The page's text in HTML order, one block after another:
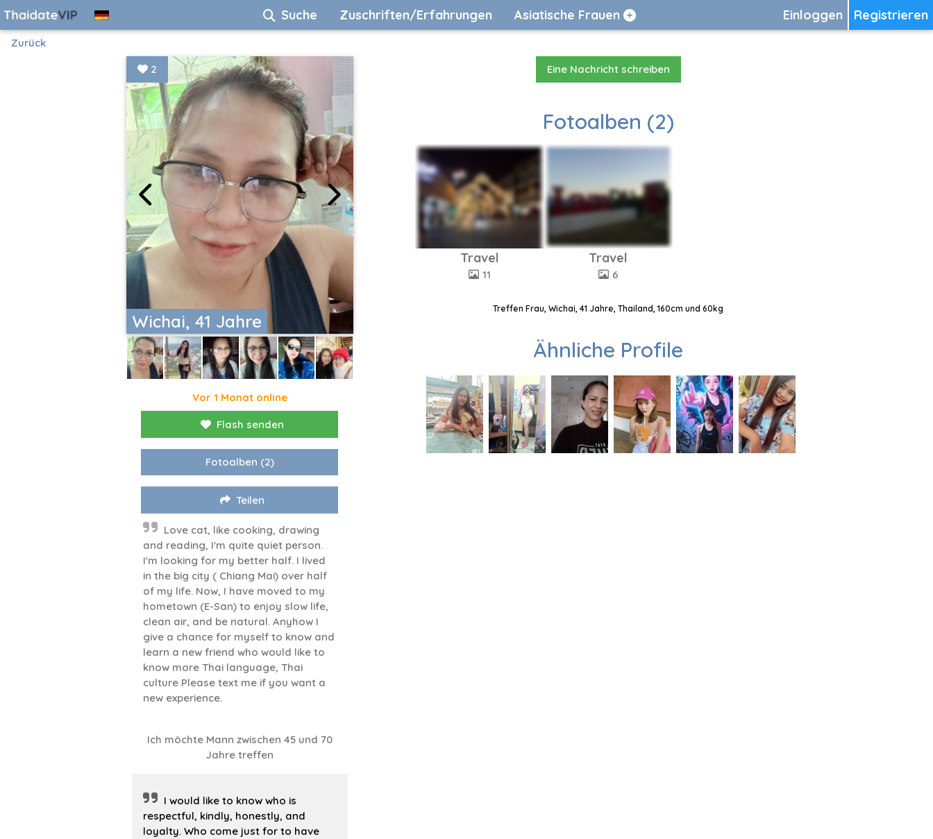
Registrieren
Einloggen
Suche Zuschriften/Erfahrungen Asiatische Frauen
Zurück
Wichai, 41 Jahre
2
Vor 1 Monat online
Flash senden
Fotoalben (2)
Teilen
Love cat, like cooking, drawing
and reading, I'm quite quiet person.
I'm looking for my better half. I lived
in the big city ( Chiang Mai) over half
of my life. Now, I have moved to my
hometown (E-San) to enjoy slow life,
clean air, and be natural. Anyhow I
give a chance for myself to know and
learn a new friend who would like to
know more Thai language, Thai
culture Please text me if you want a
new experience.
Ich möchte Mann zwischen 45 und 70
Jahre treffen
I would like to know who is
respectful, kindly, honestly, and
loyalty. Who come just for to have
Eine Nachricht schreiben
Fotoalben (2)
Travel
11
Travel
6
Treffen Frau, Wichai, 41 Jahre, Thailand, 160cm und 60kg
Ähnliche Profile